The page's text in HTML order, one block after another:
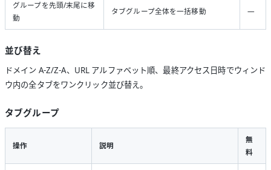
グループを先頭/末尾に移
動
タブグループ全体を一括移動 —
並び替え
ドメイン A-Z/Z-A、URL アルファベット順、最終アクセス日時でウィンド
ウ内の全タブをワンクリック並び替え。
タブグループ
操作 説明
無
料